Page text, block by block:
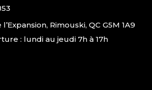
Rimouski, QC G5M 1A9
: lundi au jeudi 7h à 17h